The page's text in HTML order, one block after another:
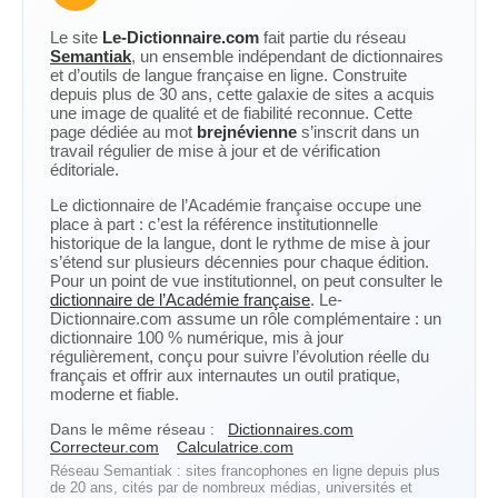
Le site Le-Dictionnaire.com fait partie du réseau
Semantiak, un ensemble indépendant de dictionnaires
et d’outils de langue française en ligne. Construite
depuis plus de 30 ans, cette galaxie de sites a acquis
une image de qualité et de fiabilité reconnue. Cette
page dédiée au mot brejnévienne s’inscrit dans un
travail régulier de mise à jour et de vérification
éditoriale.
Le dictionnaire de l’Académie française occupe une
place à part : c’est la référence institutionnelle
historique de la langue, dont le rythme de mise à jour
s’étend sur plusieurs décennies pour chaque édition.
Pour un point de vue institutionnel, on peut consulter le
dictionnaire de l’Académie française. Le-
Dictionnaire.com assume un rôle complémentaire : un
dictionnaire 100 % numérique, mis à jour
régulièrement, conçu pour suivre l’évolution réelle du
français et offrir aux internautes un outil pratique,
moderne et fiable.
Dans le même réseau :
Dictionnaires.com
Correcteur.com
Calculatrice.com
Réseau Semantiak : sites francophones en ligne depuis plus
de 20 ans, cités par de nombreux médias, universités et